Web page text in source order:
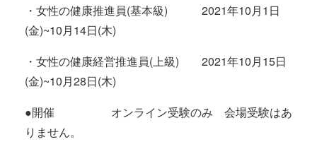
・女性の健康推進員(基本級) 2021年10月1日
(金)~10月14日(木)
・女性の健康経営推進員(上級) 2021年10月15日
(金)~10月28日(木)
●開催 オンライン受験のみ 会場受験はあ
りません。